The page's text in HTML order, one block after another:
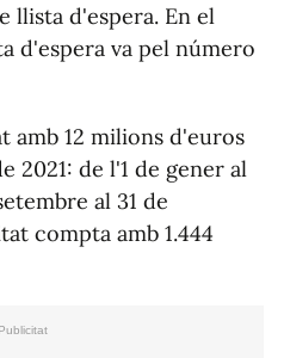
llista d'espera. En el
d'espera va pel número
amb 12 milions d'euros
2021: de l'1 de gener al
al 31 de
compta amb 1.444